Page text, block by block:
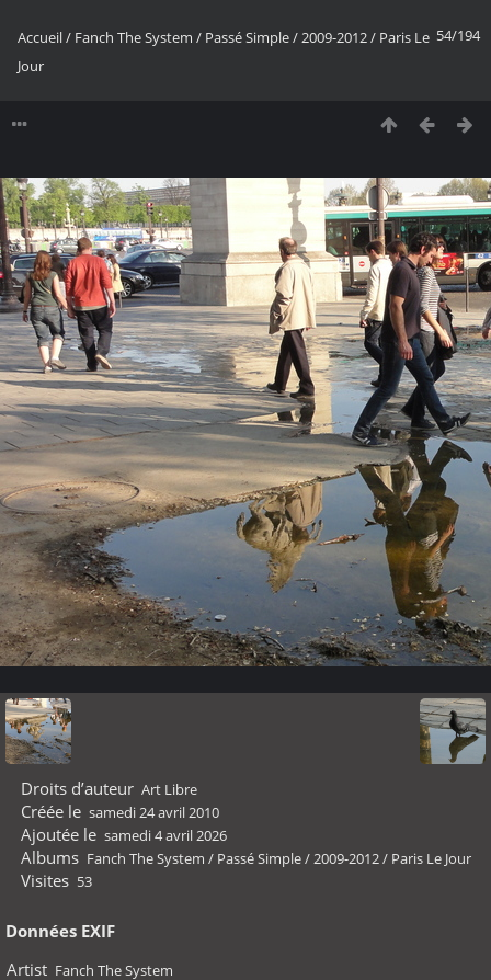
54/194
Accueil/ Fanch The System / Passé Simple/2009-2012/ Paris Le
Jour
Droits d’auteur Art Libre
Créée le samedi 24 avril 2010
Ajoutée le samedi 4 avril 2026
Albums Fanch The System / Passé Simple/2009-2012/ Paris Le Jour
Visites 53
Données EXIF
Artist Fanch The System